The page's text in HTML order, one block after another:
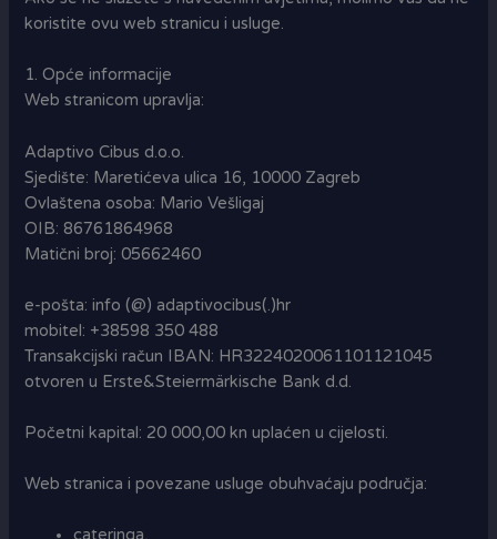
koristite ovu web stranicu i usluge.
1. Opće informacije
Web stranicom upravlja:
Adaptivo Cibus d.o.o.
Sjedište: Maretićeva ulica 16, 10000 Zagreb
Ovlaštena osoba: Mario Vešligaj
OIB: 86761864968
Matični broj: 05662460
e-pošta: info (@) adaptivocibus(.)hr
mobitel: +38598 350 488
Transakcijski račun IBAN: HR3224020061101121045
otvoren u Erste&Steiermärkische Bank d.d.
Početni kapital: 20 000,00 kn uplaćen u cijelosti.
Web stranica i povezane usluge obuhvaćaju područja: